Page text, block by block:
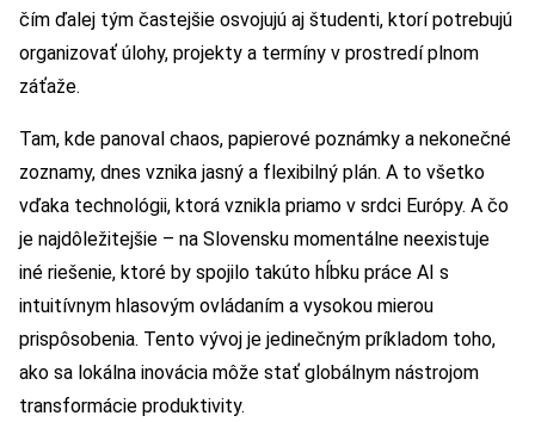
čím ďalej tým častejšie osvojujú aj študenti, ktorí potrebujú
organizovať úlohy, projekty a termíny v prostredí plnom
záťaže.
Tam, kde panoval chaos, papierové poznámky a nekonečné
zoznamy, dnes vznika jasný a flexibilný plán. A to všetko
vďaka technológii, ktorá vznikla priamo v srdci Európy. A čo
je najdôležitejšie – na Slovensku momentálne neexistuje
iné riešenie, ktoré by spojilo takúto hĺbku práce AI s
intuitívnym hlasovým ovládaním a vysokou mierou
prispôsobenia. Tento vývoj je jedinečným príkladom toho,
ako sa lokálna inovácia môže stať globálnym nástrojom
transformácie produktivity.